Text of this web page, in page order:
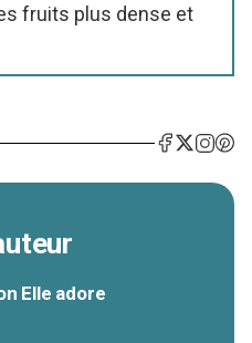
fruits plus dense et
Elle adore